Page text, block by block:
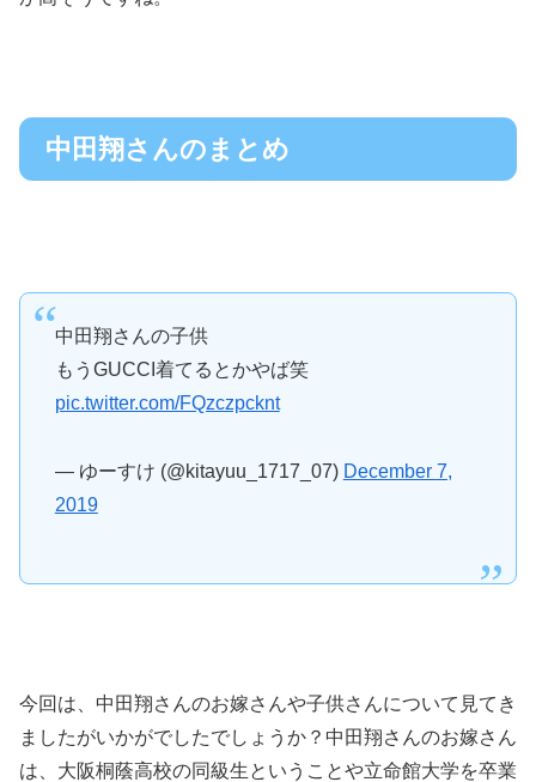
中田翔さんのまとめ
中田翔さんの子供
もうGUCCI着てるとかやば笑
pic.twitter.com/FQzczpcknt
— ゆーすけ (@kitayuu_1717_07) December 7,
2019
今回は、中田翔さんのお嫁さんや子供さんについて見てき
ましたがいかがでしたでしょうか？中田翔さんのお嫁さん
は、大阪桐蔭高校の同級生ということや立命館大学を卒業